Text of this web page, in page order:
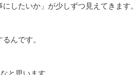
したいか」が少しずつ見えてきます。
んです。
と思います。